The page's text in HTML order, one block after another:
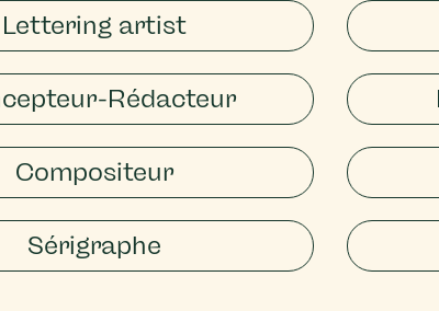
Lettering artist
Rédacteur
Compositeur
Sérigraphe